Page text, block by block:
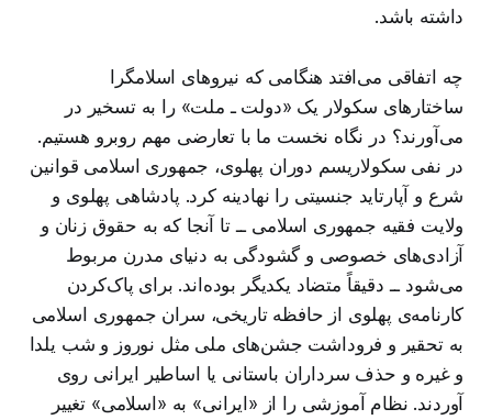
داشته باشد.
چه اتفاقی می‌افتد هنگامی که نیروهای اسلامگرا
ساختارهای سکولار یک «دولت ـ ملت» را به تسخیر در
می‌آورند؟ در نگاه نخست ما با تعارضی مهم روبرو هستیم.
در نفی سکولاریسم دوران پهلوی، جمهوری اسلامی قوانین
شرع و آپارتاید جنسیتی را نهادینه کرد. پادشاهی پهلوی و
ولایت فقیه جمهوری اسلامی ــ تا آنجا که به حقوق زنان و
آزادی‌های خصوصی و گشودگی به دنیای مدرن مربوط
می‌شود ــ دقیقاً متضاد یکدیگر بوده‌اند. برای پاک‌کردن
کارنامه‌ی پهلوی از حافظه تاریخی، سران جمهوری اسلامی
به تحقیر و فروداشت جشن‌های ملی مثل نوروز و شب یلدا
و غیره و حذف سرداران باستانی یا اساطیر ایرانی روی
آوردند. نظام آموزشی را از «ایرانی» به «اسلامی» تغییر